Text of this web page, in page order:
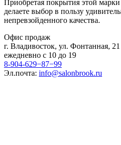
Приобретая покрытия этой
делаете выбор в пользу
непревзойденного качества.
Офис продаж
г. Владивосток, ул. Фонтанная, 21
ежедневно с 10 до 19
8-904-629−87−99
Эл.почта: info@salonbrook.ru